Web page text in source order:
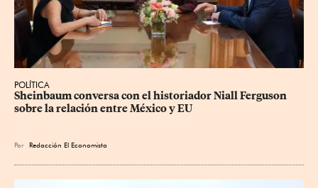
POLÍTICA
Sheinbaum conversa con el historiador Niall Ferguson
sobre la relación entre México y EU
Por Redacción El Economista